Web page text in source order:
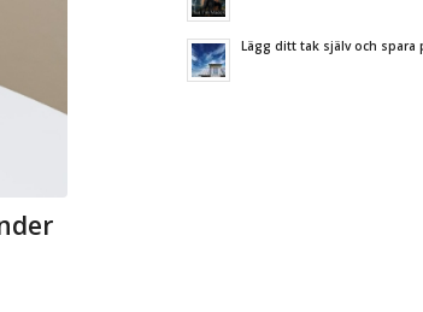
Lägg ditt tak själv och spara